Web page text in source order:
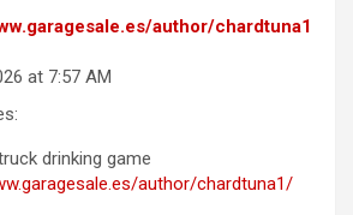
author/chardtuna1
at 7:57 AM
drinking game
author/chardtuna1/